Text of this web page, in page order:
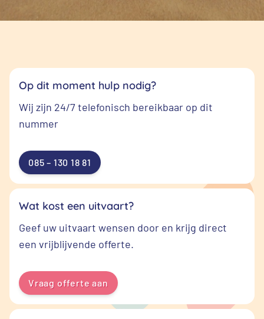
Op dit moment hulp nodig?
Wij zijn 24/7 telefonisch bereikbaar op dit
nummer
085 – 130 18 81
Wat kost een uitvaart?
Geef uw uitvaart wensen door en krijg direct
een vrijblijvende offerte.
Vraag offerte aan